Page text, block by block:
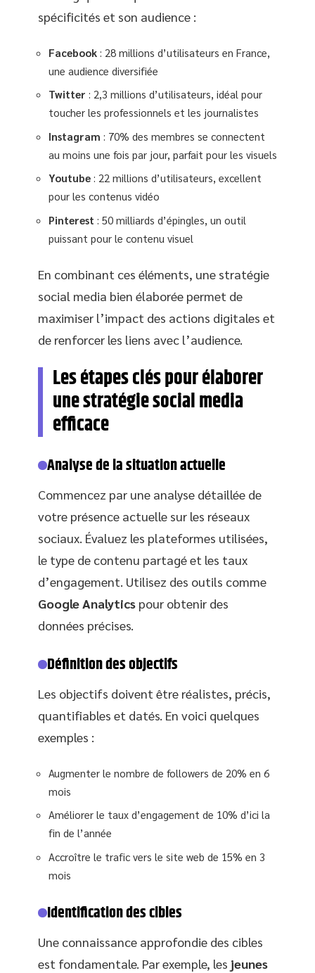
spécificités et son audience :
Facebook : 28 millions d’utilisateurs en France,
une audience diversifiée
Twitter : 2,3 millions d’utilisateurs, idéal pour
toucher les professionnels et les journalistes
Instagram : 70% des membres se connectent
au moins une fois par jour, parfait pour les visuels
Youtube : 22 millions d’utilisateurs, excellent
pour les contenus vidéo
Pinterest : 50 milliards d’épingles, un outil
puissant pour le contenu visuel
En combinant ces éléments, une stratégie
social media bien élaborée permet de
maximiser l’impact des actions digitales et
de renforcer les liens avec l’audience.
Les étapes clés pour élaborer
une stratégie social media
efficace
Analyse de la situation actuelle
Commencez par une analyse détaillée de
votre présence actuelle sur les réseaux
sociaux. Évaluez les plateformes utilisées,
le type de contenu partagé et les taux
d’engagement. Utilisez des outils comme
Google Analytics pour obtenir des
données précises.
Définition des objectifs
Les objectifs doivent être réalistes, précis,
quantifiables et datés. En voici quelques
exemples :
Augmenter le nombre de followers de 20% en 6
mois
Améliorer le taux d’engagement de 10% d’ici la
fin de l’année
Accroître le trafic vers le site web de 15% en 3
mois
Identification des cibles
Une connaissance approfondie des cibles
est fondamentale. Par exemple, les jeunes